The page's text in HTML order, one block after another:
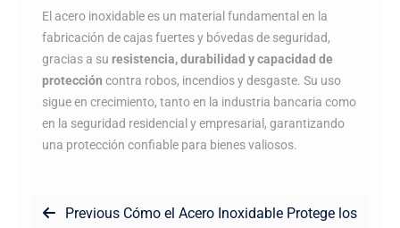
El acero inoxidable es un material fundamental en la
fabricación de cajas fuertes y bóvedas de seguridad,
gracias a su resistencia, durabilidad y capacidad de
protección contra robos, incendios y desgaste. Su uso
sigue en crecimiento, tanto en la industria bancaria como
en la seguridad residencial y empresarial, garantizando
una protección confiable para bienes valiosos.
Previous Previous
Cómo el Acero Inoxidable Protege los